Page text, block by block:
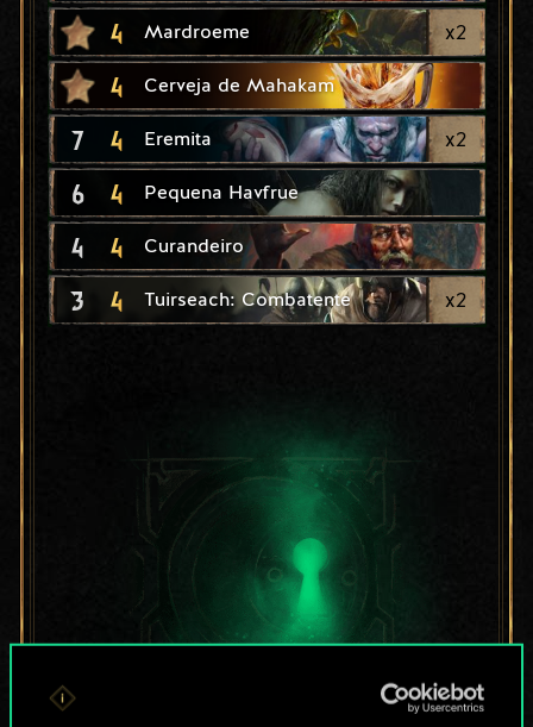
4 Mardroeme x2
4 Cerveja de Mahakam
7 4 Eremita x2
6 4 Pequena Havfrue
4 4 Curandeiro
3 4 Tuirseach: Combatente x2